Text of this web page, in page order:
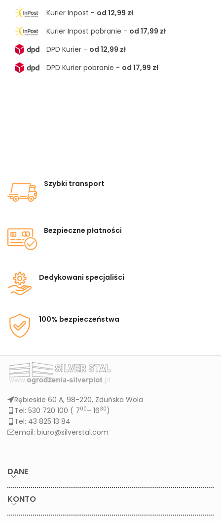
Kurier Inpost - od 12,99 zł
Kurier Inpost pobranie - od 17,99 zł
DPD Kurier - od 12,99 zł
DPD Kurier pobranie - od 17,99 zł
Szybki transport
Bezpieczne płatności
Dedykowani specjaliści
100% bezpieczeństwa
Rębieskie 60 A, 98-220, Zduńska Wola
Tel: 530 720 100 ( 700– 1630)
Tel: 43 825 13 84
email: biuro@silverstal.com
DANE
KONTO